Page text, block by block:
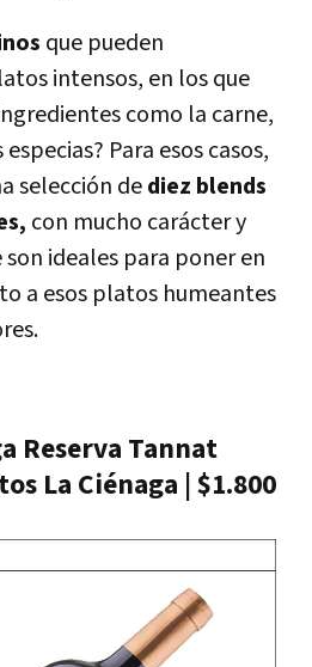
que pueden
intensos, en los que
como la carne,
Para esos casos,
selección dediez blends
con mucho carácter y
ideales para poner en
a esos platos humeantes
Reserva Tannat
La Ciénaga | $1.800